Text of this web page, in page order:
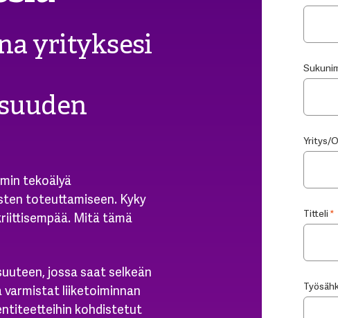
yrityksesi
tekoälyä
toteuttamiseen. Kyky
Mitä tämä
jossa saat selkeän
liiketoiminnan
kohdistetut
Yritys/
Titteli *